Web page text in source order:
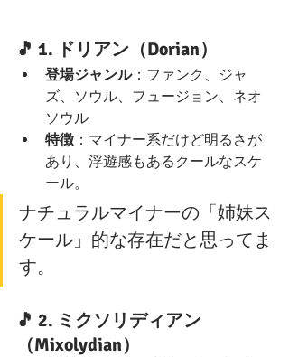
🎵 1. ドリアン（Dorian）
登場ジャンル：ファンク、ジャ
ズ、ソウル、フュージョン、ネオ
ソウル
特徴 ：マイナー系だけど明るさが
あり、浮遊感もあるクールなスケ
ール。
ナチュラルマイナーの「姉妹ス
ケール」的な存在だと思ってま
す。
🎵 2. ミクソリディアン
（Mixolydian）